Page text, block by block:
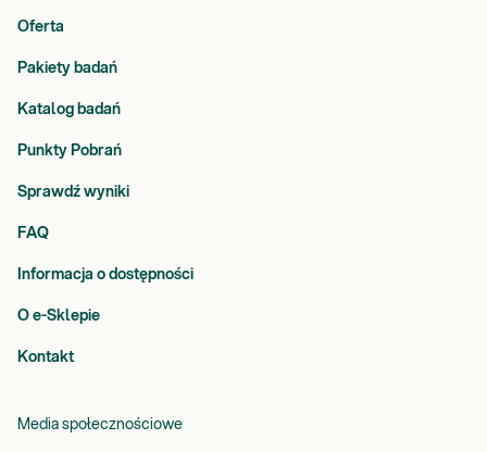
Oferta
Pakiety badań
Katalog badań
Punkty Pobrań
Sprawdź wyniki
FAQ
Informacja o dostępności
O e-Sklepie
Kontakt
Media społecznościowe